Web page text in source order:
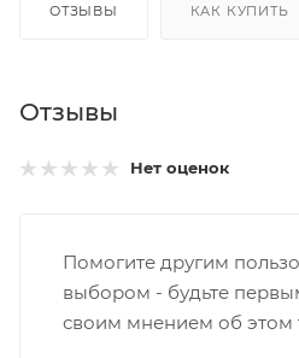
ОТЗЫВЫ КАК КУПИТЬ
Отзывы
Нет оценок
Помогите другим
выбором - будьте
своим мнением об этом